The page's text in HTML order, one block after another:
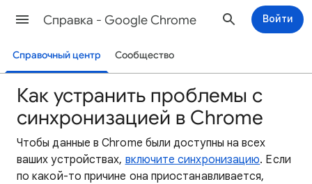
Cправка - Google Chrome Войти
Справочный центр Сообщество
Как устранить проблемы с
синхронизацией в Chrome
Чтобы данные в Chrome были доступны на всех
ваших устройствах, включите синхронизацию. Если
по какой-то причине она приостанавливается,